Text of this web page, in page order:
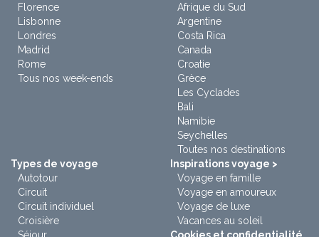
Florence
Lisbonne
Londres
Madrid
Rome
Tous nos week-ends
Afrique du Sud
Argentine
Costa Rica
Canada
Croatie
Grèce
Les Cyclades
Bali
Namibie
Seychelles
Toutes nos destinations
Types de voyage
Autotour
Circuit
Circuit individuel
Croisière
Inspirations voyage >
Voyage en famille
Voyage en amoureux
Voyage de luxe
Vacances au soleil